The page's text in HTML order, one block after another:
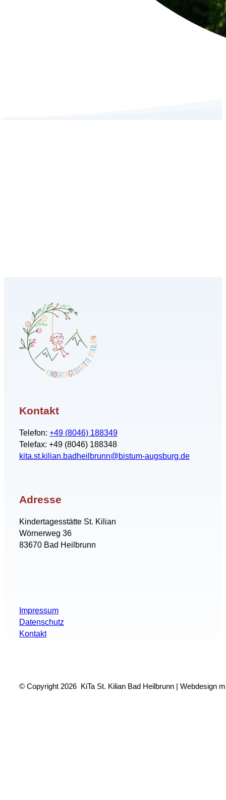
Kontakt
Telefon: +49 (8046) 188349
Telefax: +49 (8046) 188348
kita.st.kilian.badheilbrunn@bistum-augsburg.de
Adresse
Kindertagesstätte St. Kilian
Wörnerweg 36
83670 Bad Heilbrunn
Impressum
Datenschutz
Kontakt
© Copyright 2026 KiTa St. Kilian Bad Heilbrunn | Webdesign